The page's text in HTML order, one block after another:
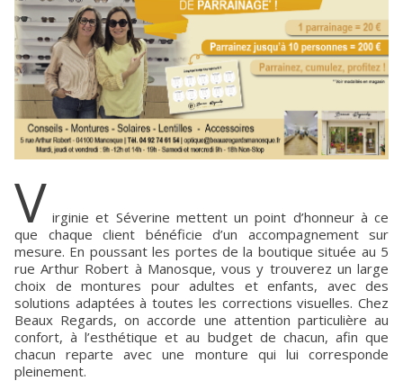
V irginie et Séverine mettent un point d’honneur à ce
que chaque client bénéficie d’un accompagnement sur
mesure. En poussant les portes de la boutique située au 5
rue Arthur Robert à Manosque, vous y trouverez un large
choix de montures pour adultes et enfants, avec des
solutions adaptées à toutes les corrections visuelles. Chez
Beaux Regards, on accorde une attention particulière au
confort, à l’esthétique et au budget de chacun, afin que
chacun reparte avec une monture qui lui corresponde
pleinement.